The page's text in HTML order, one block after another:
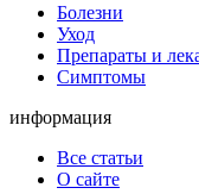
Болезни
Уход
Препараты и
Симптомы
информация
Все статьи
О сайте